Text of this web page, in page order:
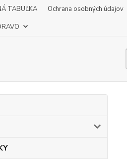
TABUĽKA Ochrana osobných údajov